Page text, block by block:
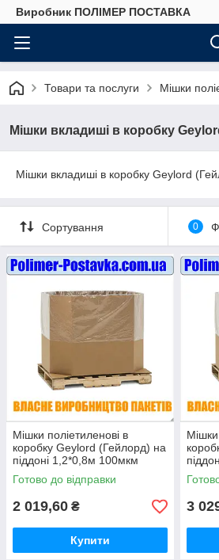
Виробник ПОЛІМЕР ПОСТАВКА
Товари та послуги Мішки
Мішки вкладиші в коробку
Мішки вкладиші в коробку Geylord
Сортування 0
Мішки поліетиленові в
коробку Geylord (Гейлорд) на
піддоні 1,2*0,8м 100мкм
висотою 1 метр (ВТОРИННІ)
10шт
Готово до відправки
2 019,60 ₴
Купити
Мішки
10шт
3